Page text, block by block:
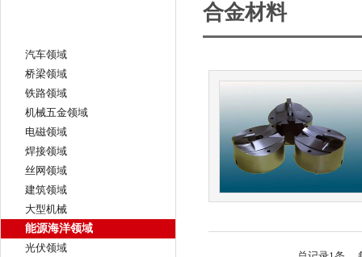
汽车领域
桥梁领域
铁路领域
机械五金领域
电磁领域
焊接领域
丝网领域
建筑领域
大型机械
能源海洋领域
光伏领域
合金材料